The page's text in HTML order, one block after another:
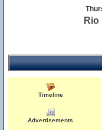
Rio
Timeline
Advertisements